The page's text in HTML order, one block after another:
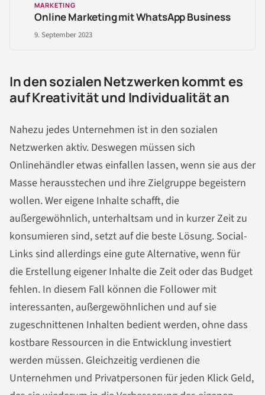
MARKETING
Online Marketing mit WhatsApp Business
9. September 2023
In den sozialen Netzwerken kommt es
auf Kreativität und Individualität an
Nahezu jedes Unternehmen ist in den sozialen
Netzwerken aktiv. Deswegen müssen sich
Onlinehändler etwas einfallen lassen, wenn sie aus der
Masse herausstechen und ihre Zielgruppe begeistern
wollen. Wer eigene Inhalte schafft, die
außergewöhnlich, unterhaltsam und in kurzer Zeit zu
konsumieren sind, setzt auf die beste Lösung. Social-
Links sind allerdings eine gute Alternative, wenn für
die Erstellung eigener Inhalte die Zeit oder das Budget
fehlen. In diesem Fall können die Follower mit
interessanten, außergewöhnlichen und auf sie
zugeschnittenen Inhalten bedient werden, ohne dass
kostbare Ressourcen in die Entwicklung investiert
werden müssen. Gleichzeitig verdienen die
Unternehmen und Privatpersonen für jeden Klick Geld,